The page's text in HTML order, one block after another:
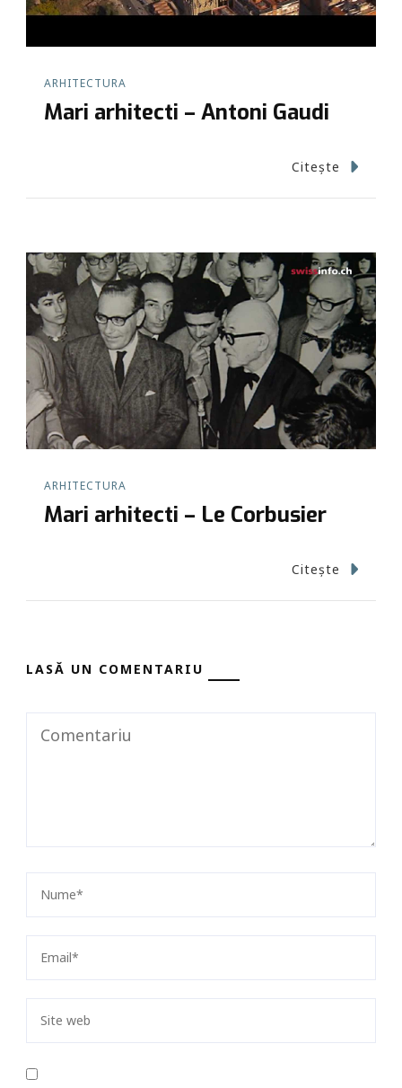
ARHITECTURA
Mari arhitecti – Antoni Gaudi
Citește
ARHITECTURA
Mari arhitecti – Le Corbusier
Citește
LASĂ UN COMENTARIU